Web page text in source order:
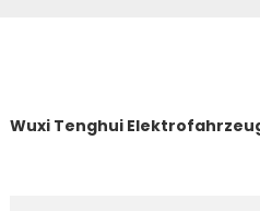
Wuxi Tenghui